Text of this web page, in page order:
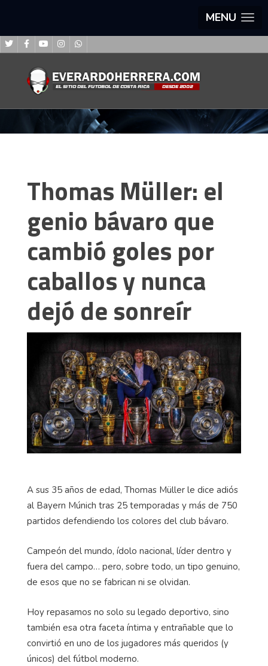
MENU
Thomas Müller: el
genio bávaro que
cambió goles por
caballos y nunca
dejó de sonreír
A sus 35 años de edad, Thomas Müller le dice adiós
al Bayern Múnich tras 25 temporadas y más de 750
partidos defendiendo los colores del club bávaro.
Campeón del mundo, ídolo nacional, líder dentro y
fuera del campo… pero, sobre todo, un tipo genuino,
de esos que no se fabrican ni se olvidan.
Hoy repasamos no solo su legado deportivo, sino
también esa otra faceta íntima y entrañable que lo
convirtió en uno de los jugadores más queridos (y
únicos) del fútbol moderno.